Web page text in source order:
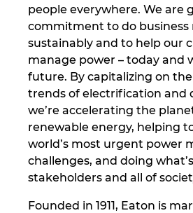
people everywhere. We are
commitment to do business
sustainably and to help our
manage power – today and
future. By capitalizing on
trends of electrification and
we’re accelerating the
renewable energy, helping
world’s most urgent power
challenges, and doing
stakeholders and all of
Founded in 1911, Eaton is
Croatia
Danemarca
Emiratele Arabe Unite
Filipine